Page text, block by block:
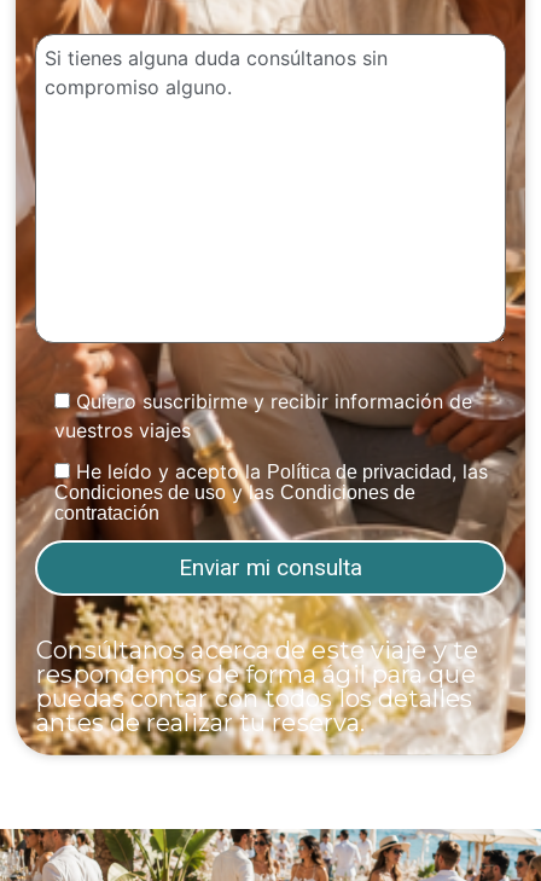
Quiero suscribirme y recibir información de
vuestros viajes
He leído y acepto la Política de privacidad , las
Condiciones de uso y lasCondiciones de
contratación
Consúltanos acerca de este viaje y te
respondemos de forma ágil para que
puedas contar con todos los detalles
antes de realizar tu reserva.